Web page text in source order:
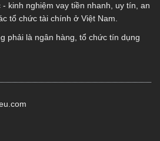
kinh nghiệm vay tiền nhanh, uy tín, an
tổ chức tài chính ở Việt Nam.
phải là ngân hàng, tổ chức tín dụng